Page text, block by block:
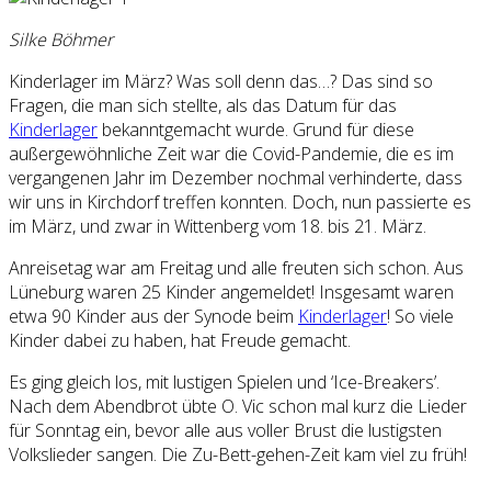
Silke Böhmer
Kinderlager im März? Was soll denn das…? Das sind so
Fragen, die man sich stellte, als das Datum für das
Kinderlager bekanntgemacht wurde. Grund für diese
außergewöhnliche Zeit war die Covid-Pandemie, die es im
vergangenen Jahr im Dezember nochmal verhinderte, dass
wir uns in Kirchdorf treffen konnten. Doch, nun passierte es
im März, und zwar in Wittenberg vom 18. bis 21. März.
Anreisetag war am Freitag und alle freuten sich schon. Aus
Lüneburg waren 25 Kinder angemeldet! Insgesamt waren
etwa 90 Kinder aus der Synode beim Kinderlager! So viele
Kinder dabei zu haben, hat Freude gemacht.
Es ging gleich los, mit lustigen Spielen und ‘Ice-Breakers’.
Nach dem Abendbrot übte O. Vic schon mal kurz die Lieder
für Sonntag ein, bevor alle aus voller Brust die lustigsten
Volkslieder sangen. Die Zu-Bett-gehen-Zeit kam viel zu früh!